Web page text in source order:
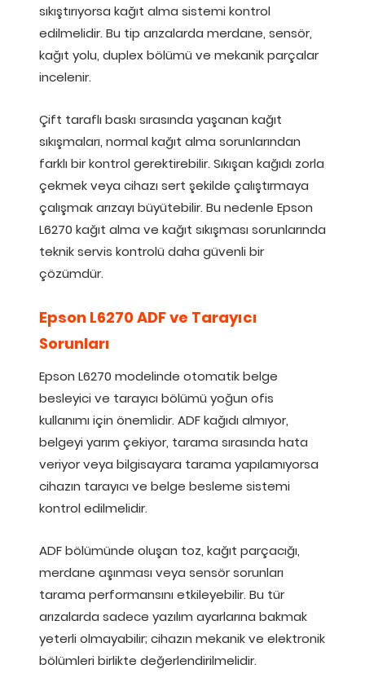
sıkıştırıyorsa kağıt alma sistemi kontrol
edilmelidir. Bu tip arızalarda merdane, sensör,
kağıt yolu, duplex bölümü ve mekanik parçalar
incelenir.
Çift taraflı baskı sırasında yaşanan kağıt
sıkışmaları, normal kağıt alma sorunlarından
farklı bir kontrol gerektirebilir. Sıkışan kağıdı zorla
çekmek veya cihazı sert şekilde çalıştırmaya
çalışmak arızayı büyütebilir. Bu nedenle Epson
L6270 kağıt alma ve kağıt sıkışması sorunlarında
teknik servis kontrolü daha güvenli bir
çözümdür.
Epson L6270 ADF ve Tarayıcı
Sorunları
Epson L6270 modelinde otomatik belge
besleyici ve tarayıcı bölümü yoğun ofis
kullanımı için önemlidir. ADF kağıdı almıyor,
belgeyi yarım çekiyor, tarama sırasında hata
veriyor veya bilgisayara tarama yapılamıyorsa
cihazın tarayıcı ve belge besleme sistemi
kontrol edilmelidir.
ADF bölümünde oluşan toz, kağıt parçacığı,
merdane aşınması veya sensör sorunları
tarama performansını etkileyebilir. Bu tür
arızalarda sadece yazılım ayarlarına bakmak
yeterli olmayabilir; cihazın mekanik ve elektronik
bölümleri birlikte değerlendirilmelidir.